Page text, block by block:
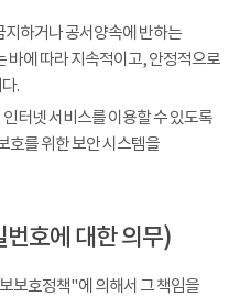
하거나 공서양속에 반하는
바에 따라 지속적이고, 안정적으로
.
터넷 서비스를 이용할 수 있도록
호를 위한 보안 시스템을
호에 대한 의무)
보호정책"에 의해서 그 책임을